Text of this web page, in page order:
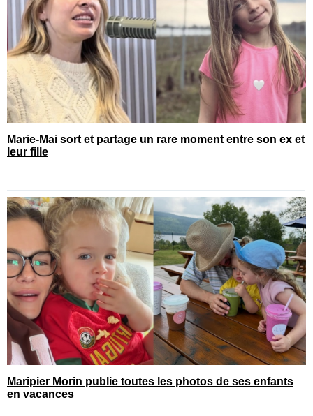
Marie-Mai sort et partage un rare moment entre son ex et
leur fille
Maripier Morin publie toutes les photos de ses enfants
en vacances